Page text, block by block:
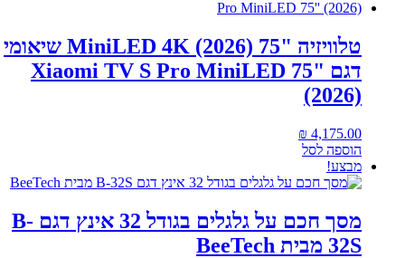
טלוויזיה "75 MiniLED 4K (2026) שיאומי
דגם Xiaomi TV S Pro MiniLED 75"
(2026)
₪4,175.00
הוספה לסל
מבצע!
מסך חכם על גלגלים בגודל 32 אינץ דגם B-
32S מבית BeeTech